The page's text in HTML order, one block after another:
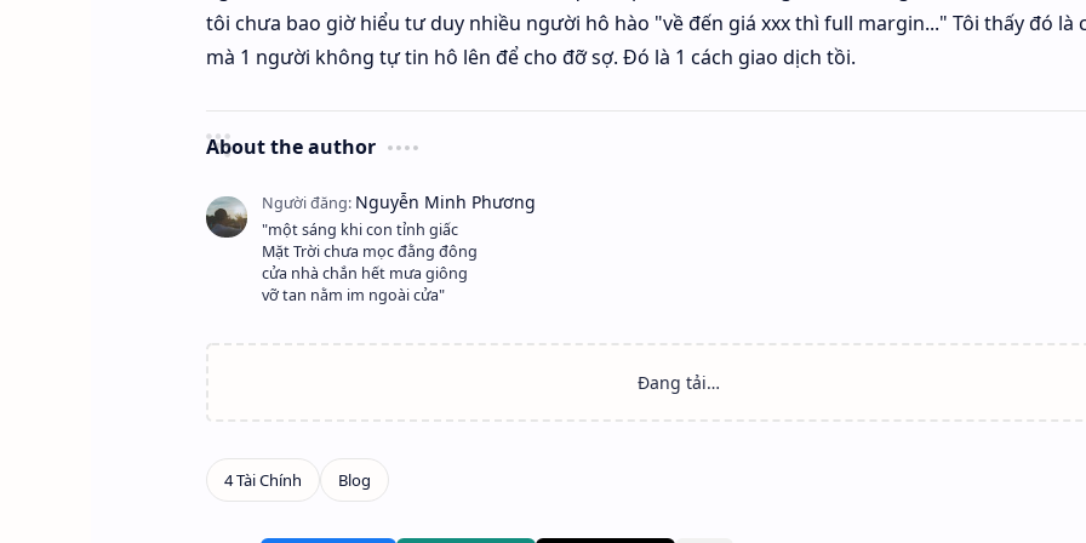
tôi chưa bao giờ hiểu tư duy nhiều người hô hào "về đến giá xxx thì full margin..." Tôi thấy đó là
mà 1 người không tự tin hô lên để cho đỡ sợ. Đó là 1 cách giao dịch tồi.
About the author
"một sáng khi con tỉnh giấc
Mặt Trời chưa mọc đằng đông
cửa nhà chắn hết mưa giông
vỡ tan nằm im ngoài cửa"